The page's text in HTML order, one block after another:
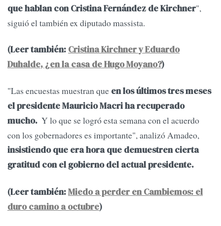
que hablan con Cristina Fernández de Kirchner",
siguió el también ex diputado massista.
(Leer también: Cristina Kirchner y Eduardo
Duhalde, ¿en la casa de Hugo Moyano?)
"Las encuestas muestran que en los últimos tres meses
el presidente Mauricio Macri ha recuperado
mucho. Y lo que se logró esta semana con el acuerdo
con los gobernadores es importante", analizó Amadeo,
insistiendo que era hora que demuestren cierta
gratitud con el gobierno del actual presidente.
(Leer también:Miedo a perder en Cambiemos: el
duro camino a octubre)